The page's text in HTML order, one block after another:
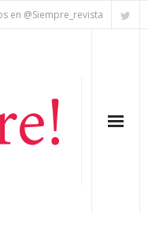
en @Siempre_revista